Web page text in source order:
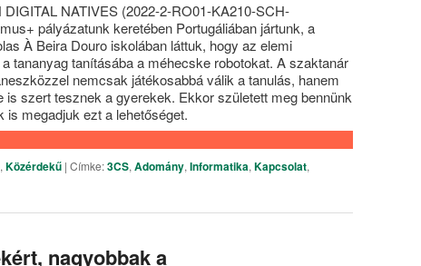
NATIVES (2022-2-RO01-KA210-SCH-
pályázatunk keretében Portugáliában jártunk, a
À Beira Douro iskolában láttuk, hogy az elemi
tananyag tanításába a méhecske robotokat. A szaktanár
nemcsak játékosabbá válik a tanulás, hanem
is szert tesznek a gyerekek. Ekkor született meg bennünk
is megadjuk ezt a lehetőséget.
, Közérdekű | Címke:3CS, Adomány, Informatika, Kapcsolat,
nagyobbak a